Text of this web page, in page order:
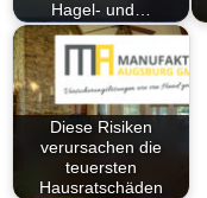
Hagel- und…
Diese Risiken
verursachen die
teuersten
Hausratschäden